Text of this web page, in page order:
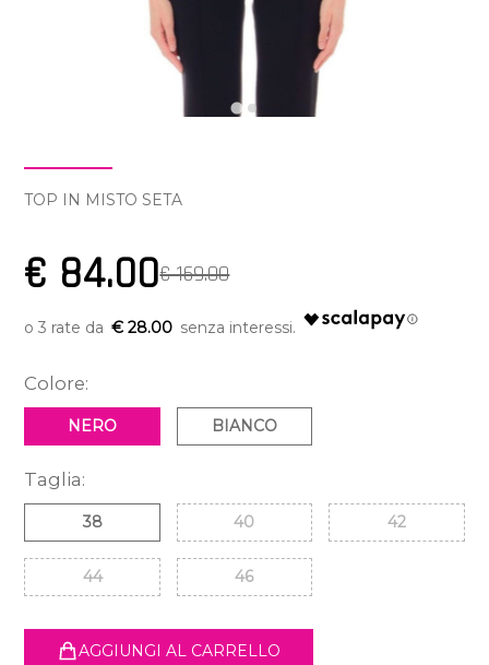
TOP IN MISTO SETA
€ 84.00€ 169.00
€ 28.00
Colore:
NERO BIANCO
Taglia:
38 40 42
44 46
AGGIUNGI AL CARRELLO